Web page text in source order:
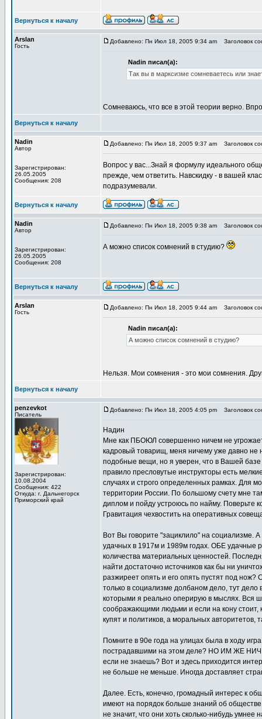
Вернуться к началу
Arslan
Гость
Добавлено: Пн Июл 18, 2005 9:34 am Заголовок
Nadin писал(а):
Так вы в марксизме сомневаетесь или
Сомневаюсь, что все в этой теории верно.
Вернуться к началу
Nadin
Автор
Зарегистрирован:
26.05.2005
Сообщения: 208
Добавлено: Пн Июл 18, 2005 9:37 am Заголовок
Вопрос у вас...Знай я формулу идеального
прежде, чем ответить. Навскидку - в вашей
подразумевали.
Вернуться к началу
Nadin
Автор
Зарегистрирован:
26.05.2005
Сообщения: 208
Добавлено: Пн Июл 18, 2005 9:38 am Заголовок
А можно список сомнений в студию?
Вернуться к началу
Arslan
Гость
Добавлено: Пн Июл 18, 2005 9:44 am Заголовок
Nadin писал(а):
А можно список сомнений в студию?
Нельзя. Мои сомнения - это мои сомнения.
Вернуться к началу
penzevkot
Писатель
Зарегистрирован:
10.08.2004
Сообщения: 422
Откуда: г. Дальнегорск
Приморский край
Добавлено: Пн Июл 18, 2005 4:05 pm Заголовок
Надин
Мне как ПБОЮЛ совершенно ничем не
кадровый товарищ, меня ничему уже давно не
подобные вещи, но я уверен, что в Вашей
правило пресловутые инструкторы есть
случаях и строго определенных рамках. Для
территории России. По большому счету мне
диплом и пойду устроюсь по найму. Поверьте
Гравитация чехвостить на оперативных
Вот Вы говорите "зациклило" на социализме.
удачных в 1917м и 1989м годах. ОБЕ удачные
количества материальных ценностей.
найти достаточно источников как бы ни
разжиреет опять и его опять пустят под
только в социализме долбаном дело, тут дело
которыми я реально оперирую в мыслях. Вся
соображающими людьми и если на кону стоит,
купят и политиков, а моральных авторитетов,
Помните в 90е года на улицах была в ходу
пострадавшими на этом деле? НО ИМ ЖЕ
если не знаешь? Вот и здесь приходится
не больше не меньше. Иногда доставляет
Далее. Есть, конечно, громадный интерес к
имеют на порядок больше знаний об
не значит, что они хоть сколько-нибудь